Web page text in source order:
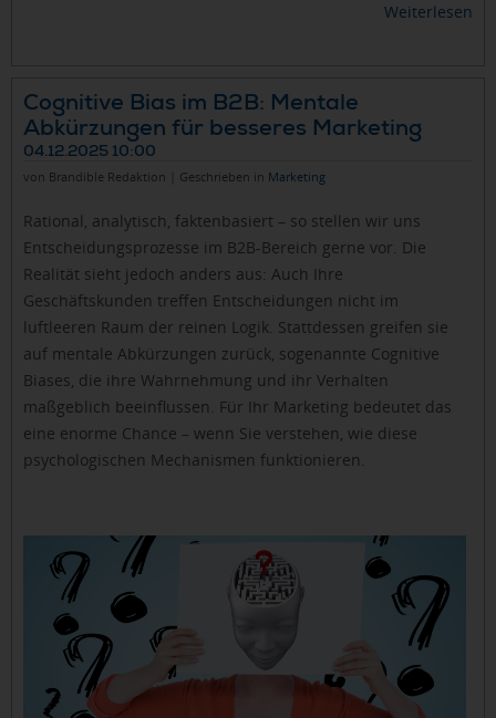
Weiterlesen
Cognitive Bias im B2B: Mentale
Abkürzungen für besseres Marketing
04.12.2025 10:00
von Brandible Redaktion | Geschrieben in Marketing
Rational, analytisch, faktenbasiert – so stellen wir uns
Entscheidungsprozesse im B2B-Bereich gerne vor. Die
Realität sieht jedoch anders aus: Auch Ihre
Geschäftskunden treffen Entscheidungen nicht im
luftleeren Raum der reinen Logik. Stattdessen greifen sie
auf mentale Abkürzungen zurück, sogenannte Cognitive
Biases, die ihre Wahrnehmung und ihr Verhalten
maßgeblich beeinflussen. Für Ihr Marketing bedeutet das
eine enorme Chance – wenn Sie verstehen, wie diese
psychologischen Mechanismen funktionieren.